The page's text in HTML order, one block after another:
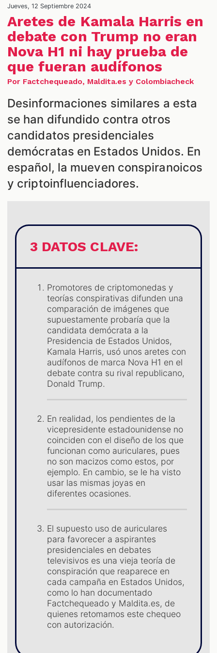
Jueves, 12 Septiembre 2024
Aretes de Kamala Harris en
debate con Trump no eran
Nova H1 ni hay prueba de
que fueran audífonos
Por Factchequeado, Maldita.es y Colombiacheck
Desinformaciones similares a esta
se han difundido contra otros
candidatos presidenciales
demócratas en Estados Unidos. En
español, la mueven conspiranoicos
y criptoinfluenciadores.
3 DATOS CLAVE:
Promotores de criptomonedas y
teorías conspirativas difunden una
comparación de imágenes que
supuestamente probaría que la
candidata demócrata a la
Presidencia de Estados Unidos,
Kamala Harris, usó unos aretes con
audífonos de marca Nova H1 en el
debate contra su rival republicano,
Donald Trump.
En realidad, los pendientes de la
vicepresidente estadounidense no
coinciden con el diseño de los que
funcionan como auriculares, pues
no son macizos como estos, por
ejemplo. En cambio, se le ha visto
usar las mismas joyas en
diferentes ocasiones.
El supuesto uso de auriculares
para favorecer a aspirantes
presidenciales en debates
televisivos es una vieja teoría de
conspiración que reaparece en
cada campaña en Estados Unidos,
como lo han documentado
Factchequeado y Maldita.es, de
quienes retomamos este chequeo
con autorización.